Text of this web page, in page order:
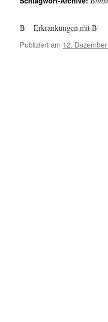
B – Erkrankungen mit B
Publiziert am 12.